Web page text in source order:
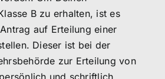
B zu erhalten, ist es
auf Erteilung einer
Dieser ist bei der
zur Erteilung von